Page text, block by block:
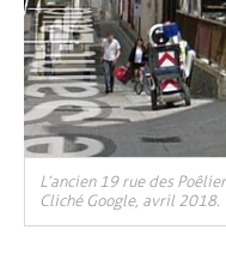
L’ancien 19 rue des
Cliché Google, avril 2018.